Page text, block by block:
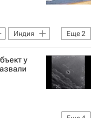
Еще2
Индия
у